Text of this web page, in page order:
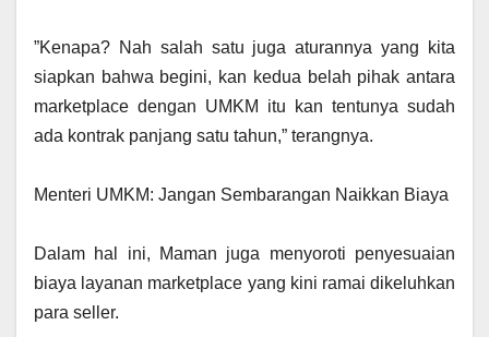
‎”Kenapa? Nah salah satu juga aturannya yang kita
siapkan bahwa begini, kan kedua belah pihak antara
marketplace dengan UMKM itu kan tentunya sudah
ada kontrak panjang satu tahun,” terangnya.
‎Menteri UMKM: Jangan Sembarangan Naikkan Biaya
‎Dalam hal ini, Maman juga menyoroti penyesuaian
biaya layanan marketplace yang kini ramai dikeluhkan
para seller.